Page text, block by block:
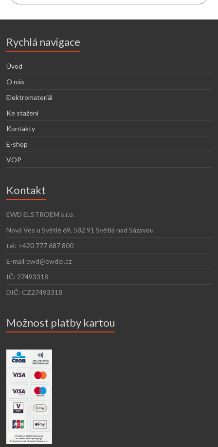
Rychlá navigace
Úvod
O nás
Elektromateriál
Ke stažení
Kontakty
E-shop
VOP
Kontakt
EWD ELSTROEM s.r.o.
Nová Ves u Světlé 69, 582 91 Světlá nad Sázavou
tel: +420 777 687 800
E-mail:ewd@ewdel.cz
IČ: 27493318
DIČ: CZ27493318
Možnost platby kartou